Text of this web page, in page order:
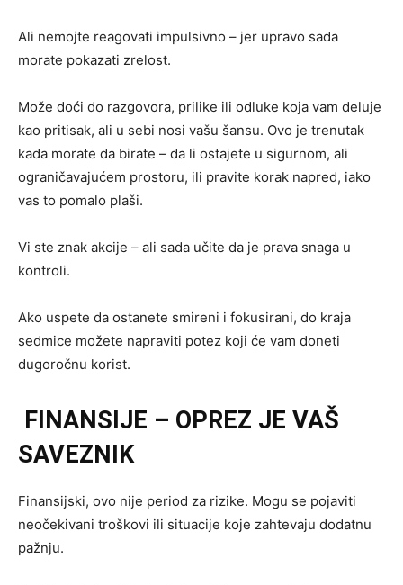
Ali nemojte reagovati impulsivno – jer upravo sada
morate pokazati zrelost.
Može doći do razgovora, prilike ili odluke koja vam deluje
kao pritisak, ali u sebi nosi vašu šansu. Ovo je trenutak
kada morate da birate – da li ostajete u sigurnom, ali
ograničavajućem prostoru, ili pravite korak napred, iako
vas to pomalo plaši.
Vi ste znak akcije – ali sada učite da je prava snaga u
kontroli.
Ako uspete da ostanete smireni i fokusirani, do kraja
sedmice možete napraviti potez koji će vam doneti
dugoročnu korist.
FINANSIJE – OPREZ JE VAŠ
SAVEZNIK
Finansijski, ovo nije period za rizike. Mogu se pojaviti
neočekivani troškovi ili situacije koje zahtevaju dodatnu
pažnju.